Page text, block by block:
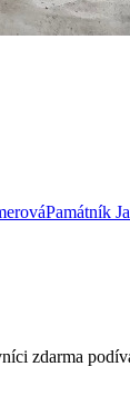
Památník
zdarma